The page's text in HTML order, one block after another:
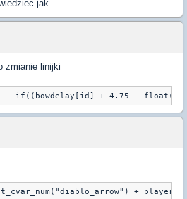
jak...
zmianie linijki
if((bowdelay[id] + 4.75 -
+